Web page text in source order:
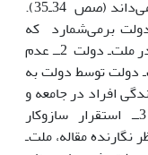
حکومت و اصل حکومت قانون نه شخص» مى‌داند (صص 34ـ35).
برمى‌شمارد که
عبارتند از: 1ــ اولویت داشتن حقوق بشر در ملت‌ـ دولت 2ــ عدم
دولت توسط دولت به
افراد در جامعه و
تضمین‌کننده حقوق افراد است» و 3ــ استقرار سازوکار
از نظر نگارنده مقاله، ملت‌ـ